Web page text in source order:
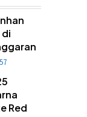
di
Red